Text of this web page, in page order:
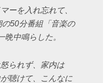
ーを入れ忘れて、
50分番組「音楽の
晩中鳴らした。
られず、家内は
聴けて、こんなに